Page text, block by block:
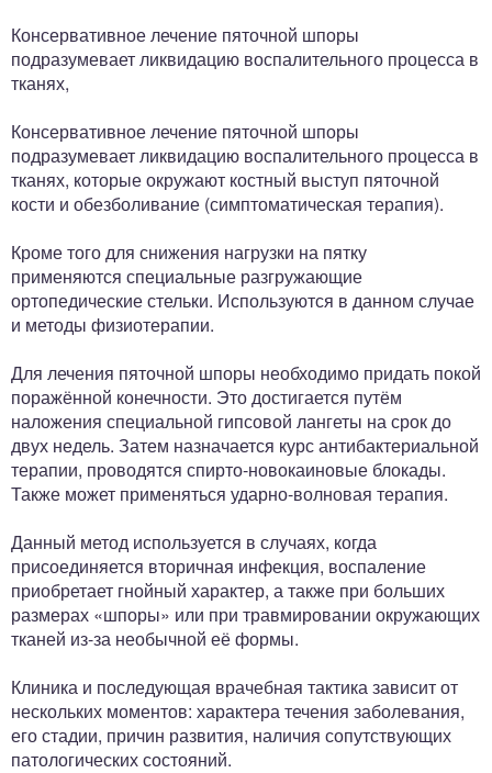
Консервативное лечение пяточной шпоры
подразумевает ликвидацию воспалительного процесса в
тканях,
Консервативное лечение пяточной шпоры
подразумевает ликвидацию воспалительного процесса в
тканях, которые окружают костный выступ пяточной
кости и обезболивание (симптоматическая терапия).
Кроме того для снижения нагрузки на пятку
применяются специальные разгружающие
ортопедические стельки. Используются в данном случае
и методы физиотерапии.
Для лечения пяточной шпоры необходимо придать покой
поражённой конечности. Это достигается путём
наложения специальной гипсовой лангеты на срок до
двух недель. Затем назначается курс антибактериальной
терапии, проводятся спирто-новокаиновые блокады.
Также может применяться ударно-волновая терапия.
Данный метод используется в случаях, когда
присоединяется вторичная инфекция, воспаление
приобретает гнойный характер, а также при больших
размерах «шпоры» или при травмировании окружающих
тканей из-за необычной её формы.
Клиника и последующая врачебная тактика зависит от
нескольких моментов: характера течения заболевания,
его стадии, причин развития, наличия сопутствующих
патологических состояний.